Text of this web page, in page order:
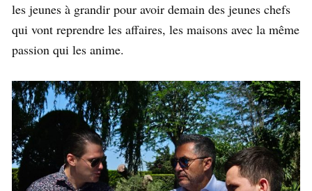
les jeunes à grandir pour avoir demain des jeunes chefs
qui vont reprendre les affaires, les maisons avec la même
passion qui les anime.